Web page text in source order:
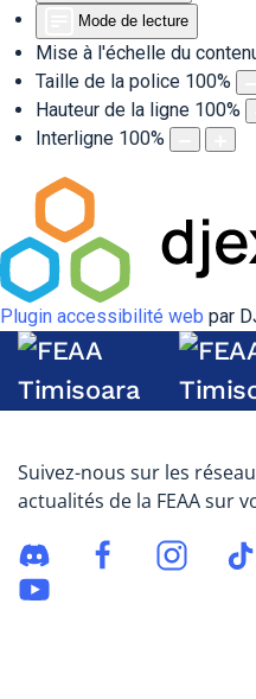
Mode de lecture
Mise à l'échelle du
Taille de la police 100%
Hauteur de la ligne 100%
Interligne 100%
Plugin accessibilité web par
Suivez-nous sur les
actualités de la FEAA sur